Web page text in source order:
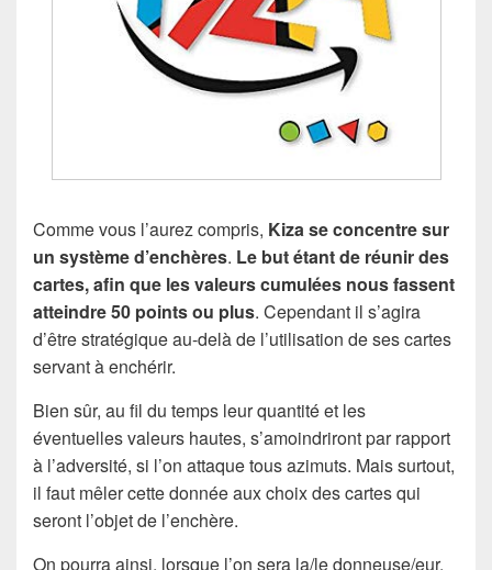
Comme vous l’aurez compris, Kiza se concentre sur
un système d’enchères. Le but étant de réunir des
cartes, afin que les valeurs cumulées nous fassent
atteindre 50 points ou plus. Cependant il s’agira
d’être stratégique au-delà de l’utilisation de ses cartes
servant à enchérir.
Bien sûr, au fil du temps leur quantité et les
éventuelles valeurs hautes, s’amoindriront par rapport
à l’adversité, si l’on attaque tous azimuts. Mais surtout,
il faut mêler cette donnée aux choix des cartes qui
seront l’objet de l’enchère.
On pourra ainsi, lorsque l’on sera la/le donneuse/eur,